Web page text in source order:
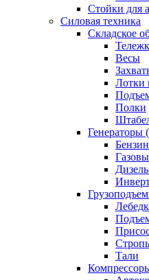
Стойки для
Силовая техника
Складское
Весы
Лотки
Полки
Генераторы
Тали